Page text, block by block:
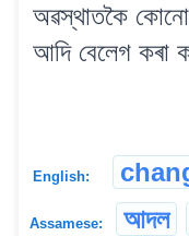
অৱস্থাতকৈ
আদি বেলেগ কৰা
English:
Assamese: আদল